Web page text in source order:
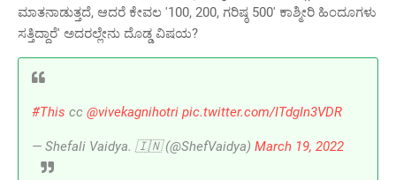
ಮಾತನಾಡುತ್ತದೆ, ಆದರೆ ಕೇವಲ '100, 200, ಗರಿಷ್ಠ 500' ಕಾಶ್ಮೀರಿ ಹಿಂದೂಗಳು
ಸತ್ತಿದ್ದಾರೆ' ಅದರಲ್ಲೇನು ದೊಡ್ಡ ವಿಷಯ?
#This cc @vivekagnihotri pic.twitter.com/ITdgIn3VDR
— Shefali Vaidya. 🇮🇳 (@ShefVaidya) March 19, 2022